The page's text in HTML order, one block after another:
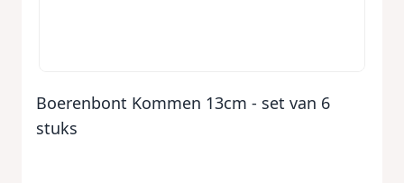
Boerenbont Kommen 13cm - set van 6
stuks